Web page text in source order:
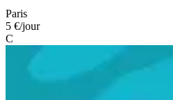
Paris
5 €/jour
C